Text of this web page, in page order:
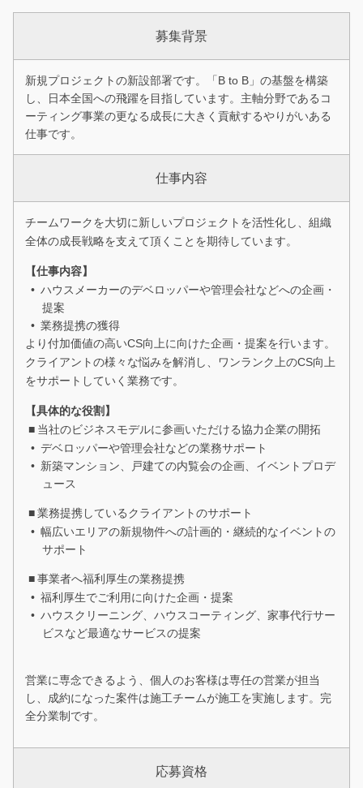
募集背景
新規プロジェクトの新設部署です。「B to B」の基盤を構築
し、日本全国への飛躍を目指しています。主軸分野であるコ
ーティング事業の更なる成長に大きく貢献するやりがいある
仕事です。
仕事内容
チームワークを大切に新しいプロジェクトを活性化し、組織
全体の成長戦略を支えて頂くことを期待しています。
【仕事内容】
ハウスメーカーのデベロッパーや管理会社などへの企画・
提案
業務提携の獲得
より付加価値の高いCS向上に向けた企画・提案を行います。
クライアントの様々な悩みを解消し、ワンランク上のCS向上
をサポートしていく業務です。
【具体的な役割】
当社のビジネスモデルに参画いただける協力企業の開拓
デベロッパーや管理会社などの業務サポート
新築マンション、戸建ての内覧会の企画、イベントプロデ
ュース
業務提携しているクライアントのサポート
幅広いエリアの新規物件への計画的・継続的なイベントの
サポート
事業者へ福利厚生の業務提携
福利厚生でご利用に向けた企画・提案
ハウスクリーニング、ハウスコーティング、家事代行サー
ビスなど最適なサービスの提案
営業に専念できるよう、個人のお客様は専任の営業が担当
し、成約になった案件は施工チームが施工を実施します。完
全分業制です。
応募資格